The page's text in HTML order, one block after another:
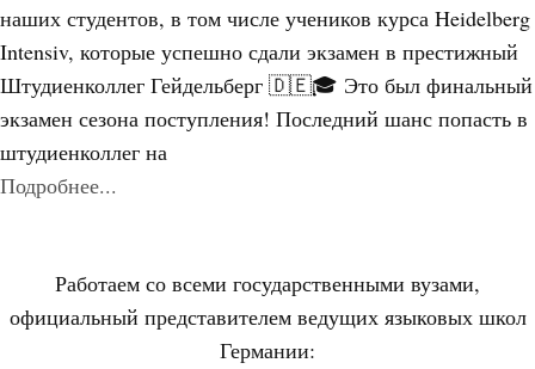
наших студентов, в том числе учеников курса Heidelberg
Intensiv, которые успешно сдали экзамен в престижный
Штудиенколлег Гейдельберг 🇩🇪🎓 Это был финальный
экзамен сезона поступления! Последний шанс попасть в
штудиенколлег на
Подробнее...
Работаем со всеми государственными вузами,
официальный представителем ведущих языковых школ
Германии: